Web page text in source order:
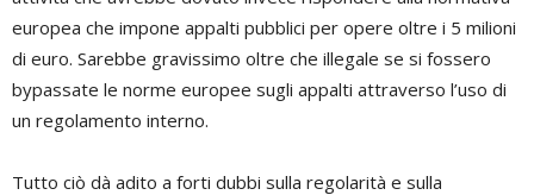
europea che impone appalti pubblici per opere oltre i 5 milioni
di euro. Sarebbe gravissimo oltre che illegale se si fossero
bypassate le norme europee sugli appalti attraverso l’uso di
un regolamento interno.
Tutto ciò dà adito a forti dubbi sulla regolarità e sulla